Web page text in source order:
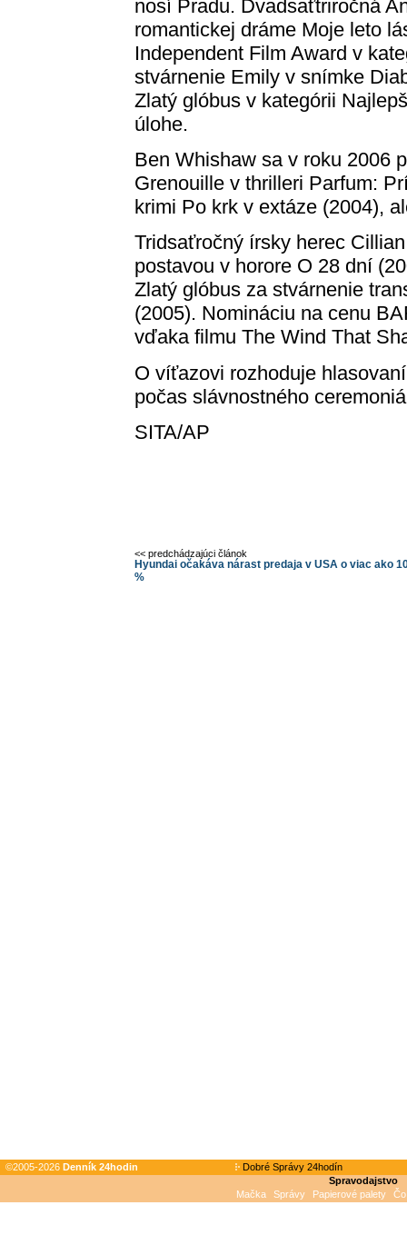
nosí Pradu. Dvadsaťtriročná
romantickej dráme Moje leto
Independent Film Award v
stvárnenie Emily v snímke
Zlatý glóbus v kategórii
úlohe.
Ben Whishaw sa v roku 2006
Grenouille v thrilleri Parfum:
krimi Po krk v extáze (2004),
Tridsaťročný írsky herec
postavou v horore O 28 dní
Zlatý glóbus za stvárnenie
(2005). Nomináciu na cenu
vďaka filmu The Wind That
O víťazovi rozhoduje
počas slávnostného
SITA/AP
<< predchádzajúci článok
Hyundai očakáva nárast predaja v USA o viac ako
%
©2005-2026 Denník 24hodin
Dobré Správy 24hodín
Spravodajstvo
Mačka
Správy Papierové palety